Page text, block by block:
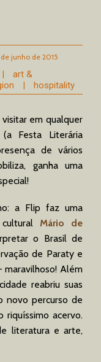
junho de 2015
|
art &
| hospitality
em qualquer
(a Festa Literária
de vários
ganha uma
a Flip faz uma
Mário de
o Brasil de
de Paraty e
maravilhoso! Além
reabriu suas
novo percurso de
riquíssimo acervo.
literatura e arte,